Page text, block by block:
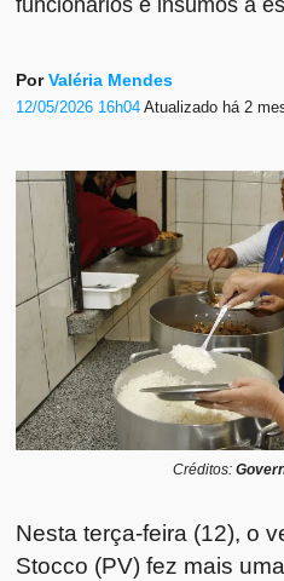
funcionários e insumos a
PorValéria Mendes
12/05/2026 16h04Atualizado há 2
Créditos:
Nesta terça-feira (12), o
Stocco (PV) fez mais